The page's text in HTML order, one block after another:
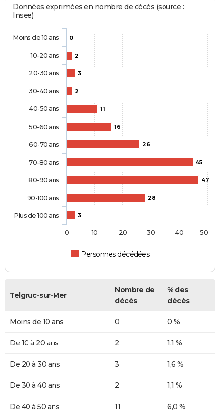
Données exprimées en nombre de décès (source :
Insee)
0
2
3
2
11
16
26
45
47
28
3
Personnes décédées
Moins de 10 ans
10-20 ans
20-30 ans
30-40 ans
40-50 ans
50-60 ans
60-70 ans
70-80 ans
80-90 ans
90-100 ans
Plus de 100 ans
0 10 20 30 40 50
Telgruc-sur-Mer
Nombre de
décès
% des
décès
Moins de 10 ans 0 0 %
De 10 à 20 ans 2 1,1 %
De 20 à 30 ans 3 1,6 %
De 30 à 40 ans 2 1,1 %
De 40 à 50 ans 11 6,0 %